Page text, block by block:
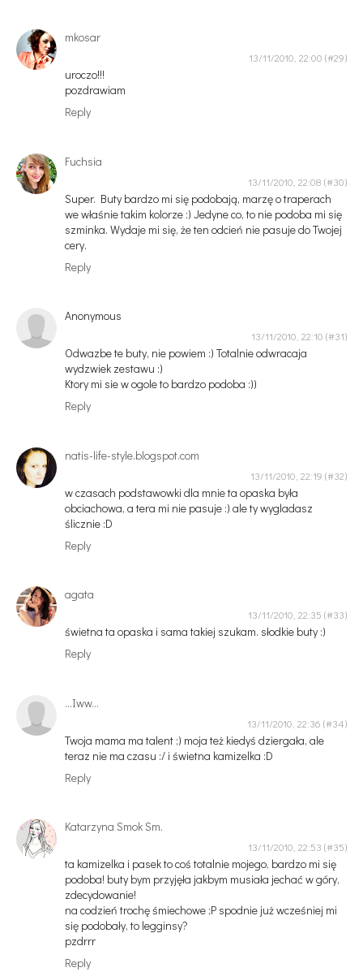
mkosar
13/11/2010, 22:00
uroczo!!!
pozdrawiam
Reply
Fuchsia
13/11/2010, 22:08
Super. Buty bardzo mi się podobają, marzę o traperach
we właśnie takim kolorze :) Jedyne co, to nie podoba mi się
szminka. Wydaje mi się, że ten odcień nie pasuje do Twojej
cery.
Reply
Anonymous
13/11/2010, 22:10
Odwazbe te buty, nie powiem :) Totalnie odwracaja
wydzwiek zestawu :)
Ktory mi sie w ogole to bardzo podoba :))
Reply
natis-life-style.blogspot.com
13/11/2010, 22:19
w czasach podstawowki dla mnie ta opaska była
obciachowa, a tera mi nie pasuje :) ale ty wygladasz
ślicznie :D
Reply
agata
13/11/2010, 22:35
świetna ta opaska i sama takiej szukam. słodkie buty :)
Reply
...Iww...
13/11/2010, 22:36
Twoja mama ma talent ;) moja też kiedyś dziergała, ale
teraz nie ma czasu :/ i świetna kamizelka :D
Reply
Katarzyna Smok Sm.
13/11/2010, 22:53
ta kamizelka i pasek to coś totalnie mojego, bardzo mi się
podoba! buty bym przyjęła jakbym musiała jechać w góry,
zdecydowanie!
na codzień trochę śmiechowe ;P spodnie już wcześniej mi
się podobały, to legginsy?
pzdrrr
Reply